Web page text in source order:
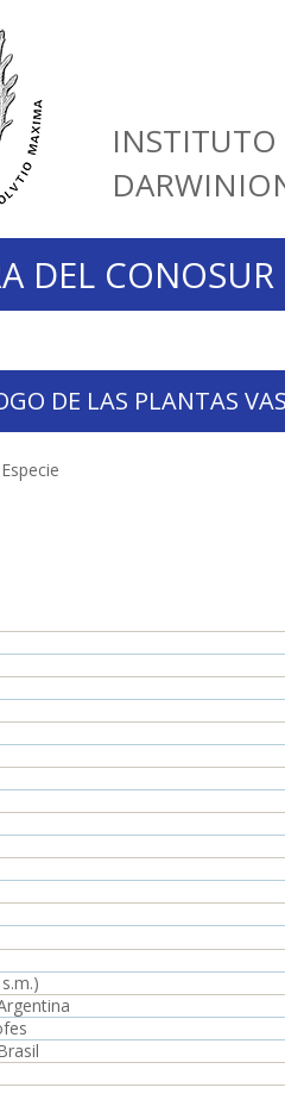
DEL CONOSUR
DE LAS PLANTAS